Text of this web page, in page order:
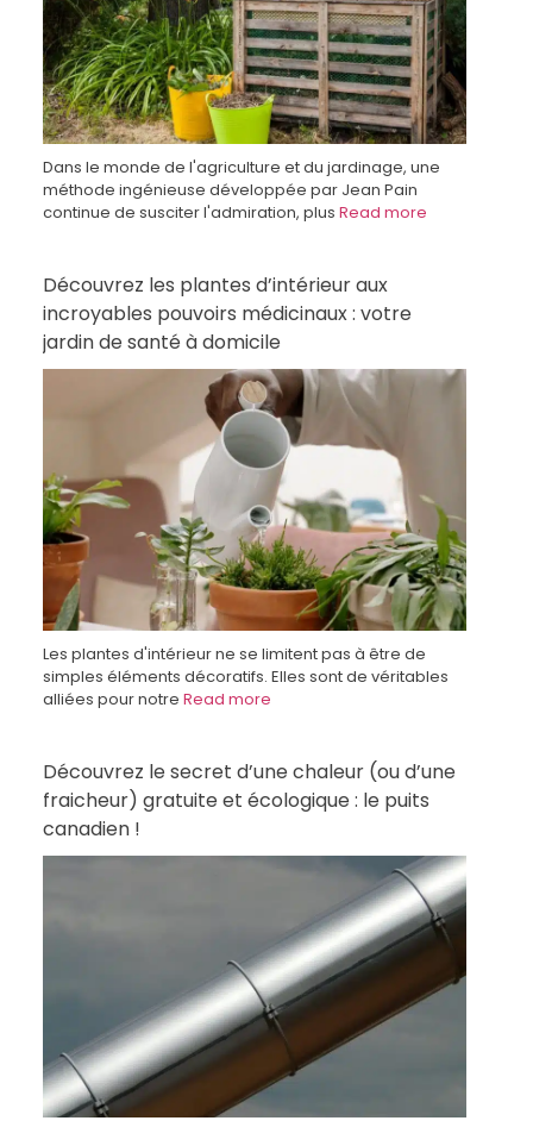
Dans le monde de l'agriculture et du jardinage, une
méthode ingénieuse développée par Jean Pain
continue de susciter l'admiration, plus Read more
Découvrez les plantes d’intérieur aux
incroyables pouvoirs médicinaux : votre
jardin de santé à domicile
Les plantes d'intérieur ne se limitent pas à être de
simples éléments décoratifs. Elles sont de véritables
alliées pour notre Read more
Découvrez le secret d’une chaleur (ou d’une
fraicheur) gratuite et écologique : le puits
canadien !